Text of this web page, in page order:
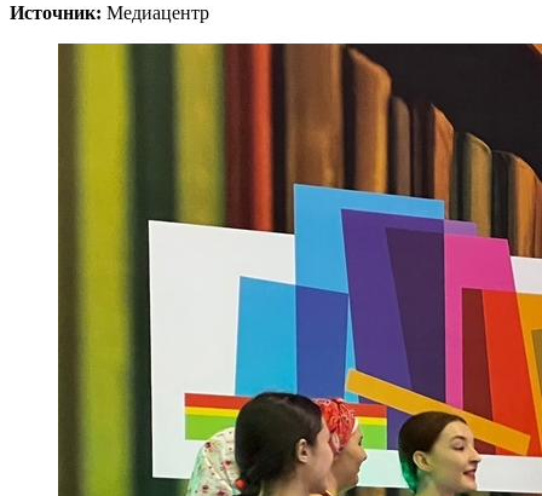
Источник: Медиацентр